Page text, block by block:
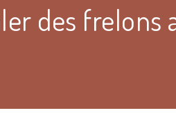
des frelons